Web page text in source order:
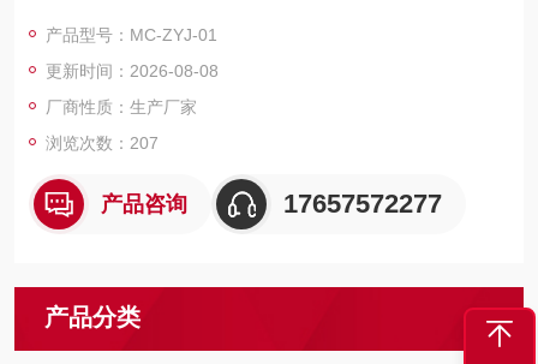
制样的专用设备。
产品型号：MC-ZYJ-01
更新时间：2026-08-08
厂商性质：生产厂家
浏览次数：207
产品咨询 17657572277
产品分类